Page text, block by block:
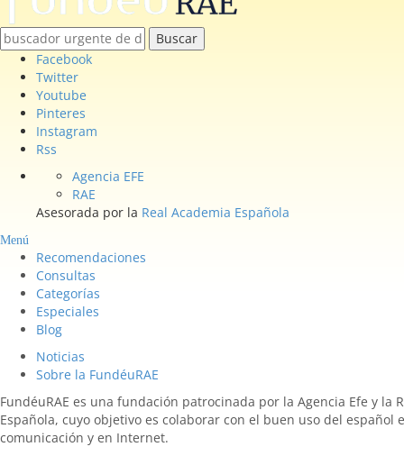
Buscar
Facebook
Twitter
Youtube
Pinteres
Instagram
Rss
Agencia EFE
RAE
Asesorada por la Real Academia Española
Menú
Recomendaciones
Consultas
Categorías
Especiales
Blog
Noticias
Sobre la FundéuRAE
FundéuRAE es una fundación patrocinada por la Agencia Efe y la
Española, cuyo objetivo es colaborar con el buen uso del español
comunicación y en Internet.